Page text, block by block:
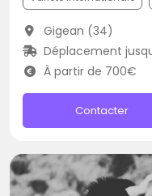
Gigean (34)
Déplacement
À partir de 700€
Contacter